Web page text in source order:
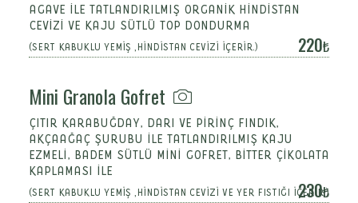
AGAVE İLE TATLANDIRILMIŞ ORGANİK HİNDİSTAN
CEVİZİ VE KAJU SÜTLÜ TOP DONDURMA
(SERT KABUKLU YEMİŞ ,HİNDİSTAN CEVİZİ İÇERİR.) 220
Mini Granola Gofret
ÇITIR KARABUĞDAY, DARI VE PİRİNÇ FINDIK,
AKÇAAĞAÇ ŞURUBU İLE TATLANDIRILMIŞ KAJU
EZMELİ, BADEM SÜTLÜ MİNİ GOFRET, BİTTER ÇİKOLATA
KAPLAMASI İLE
(SERT KABUKLU YEMİŞ ,HİNDİSTAN CEVİZİ VE YER FISTIĞI İÇERİR.)
230